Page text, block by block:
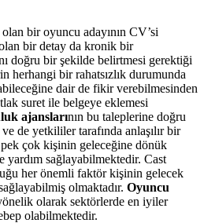
bir oyuncu adayının CV’si
bir detay da kronik bir
doğru bir şekilde belirtmesi gerektiği
herhangi bir rahatsızlık durumunda
dair de fikir verebilmesinden
suret ile belgeye eklemesi
ajanslarının bu taleplerine doğru
de yetkililer tarafında anlaşılır bir
çok kişinin geleceğine dönük
yardım sağlayabilmektedir. Cast
her önemli faktör kişinin gelecek
olmaktadır. Oyuncu
olarak sektörlerde en iyiler
olabilmektedir.